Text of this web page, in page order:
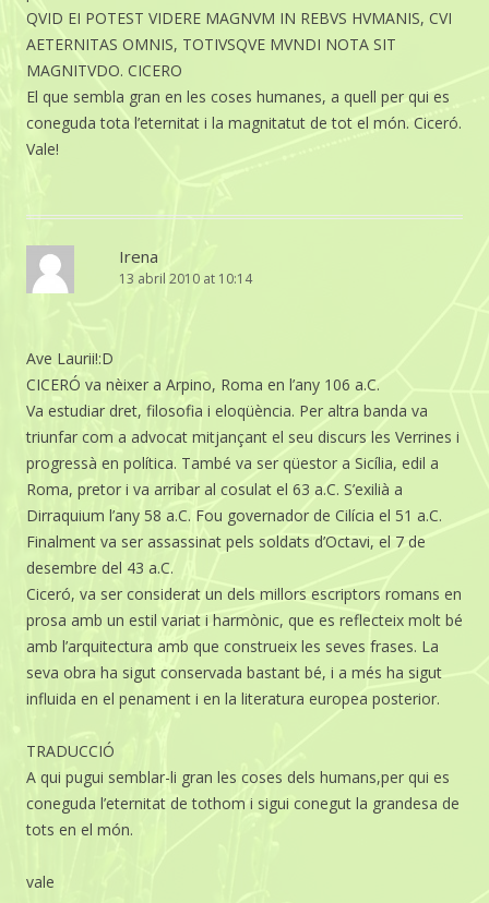
QVID EI POTEST VIDERE MAGNVM IN REBVS HVMANIS, CVI
AETERNITAS OMNIS, TOTIVSQVE MVNDI NOTA SIT
MAGNITVDO. CICERO
El que sembla gran en les coses humanes, a quell per qui es
coneguda tota l’eternitat i la magnitatut de tot el món. Ciceró.
Vale!
Irena
13 abril 2010 at 10:14
Ave Laurii!:D
CICERÓ va nèixer a Arpino, Roma en l’any 106 a.C.
Va estudiar dret, filosofia i eloqüència. Per altra banda va
triunfar com a advocat mitjançant el seu discurs les Verrines i
progressà en política. També va ser qüestor a Sicília, edil a
Roma, pretor i va arribar al cosulat el 63 a.C. S’exilià a
Dirraquium l’any 58 a.C. Fou governador de Cilícia el 51 a.C.
Finalment va ser assassinat pels soldats d’Octavi, el 7 de
desembre del 43 a.C.
Ciceró, va ser considerat un dels millors escriptors romans en
prosa amb un estil variat i harmònic, que es reflecteix molt bé
amb l’arquitectura amb que construeix les seves frases. La
seva obra ha sigut conservada bastant bé, i a més ha sigut
influida en el penament i en la literatura europea posterior.
TRADUCCIÓ
A qui pugui semblar-li gran les coses dels humans,per qui es
coneguda l’eternitat de tothom i sigui conegut la grandesa de
tots en el món.
vale